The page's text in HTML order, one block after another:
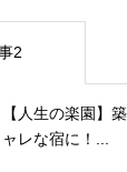
2
【人生の楽園】
ャレな宿に！...